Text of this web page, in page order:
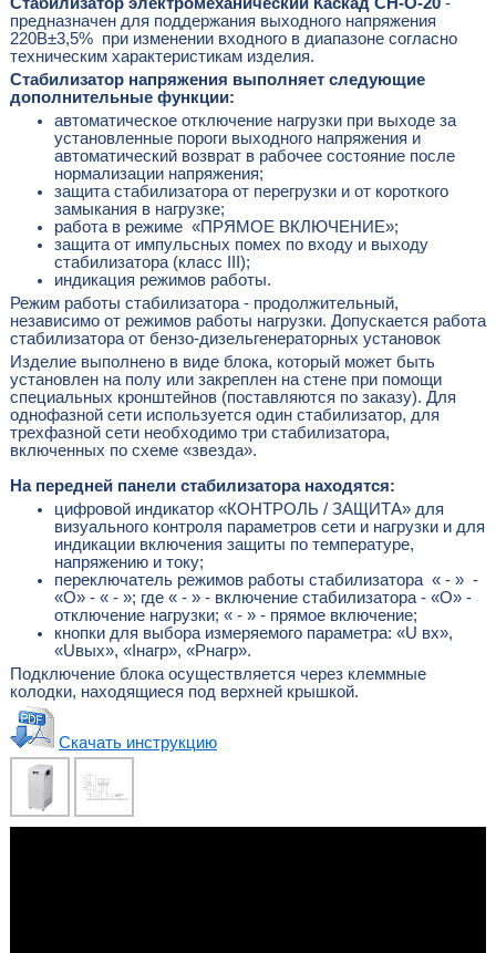
предназначен для поддержания выходного напряжения
220В±3,5% при изменении входного в диапазоне согласно
техническим характеристикам изделия.
Стабилизатор напряжения выполняет следующие
дополнительные функции:
автоматическое отключение нагрузки при выходе за
установленные пороги выходного напряжения и
автоматический возврат в рабочее состояние после
нормализации напряжения;
защита стабилизатора от перегрузки и от короткого
замыкания в нагрузке;
работа в режиме «ПРЯМОЕ ВКЛЮЧЕНИЕ»;
защита от импульсных помех по входу и выходу
стабилизатора (класс III);
индикация режимов работы.
Режим работы стабилизатора - продолжительный,
независимо от режимов работы нагрузки. Допускается работа
стабилизатора от бензо-дизельгенераторных установок
Изделие выполнено в виде блока, который может быть
установлен на полу или закреплен на стене при помощи
специальных кронштейнов (поставляются по заказу). Для
однофазной сети используется один стабилизатор, для
трехфазной сети необходимо три стабилизатора,
включенных по схеме «звезда».
На передней панели стабилизатора находятся:
цифровой индикатор «КОНТРОЛЬ / ЗАЩИТА» для
визуального контроля параметров сети и нагрузки и для
индикации включения защиты по температуре,
напряжению и току;
переключатель режимов работы стабилизатора « - » -
«О» - « - »; где « - » - включение стабилизатора - «О» -
отключение нагрузки; « - » - прямое включение;
кнопки для выбора измеряемого параметра: «U вх»,
«Uвых», «Iнагр», «Рнагр».
Подключение блока осуществляется через клеммные
колодки, находящиеся под верхней крышкой.
Скачать инструкцию